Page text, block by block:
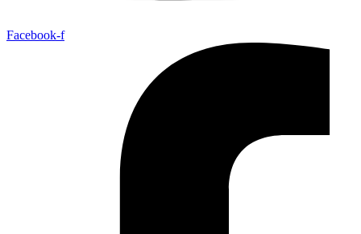
Facebook-f